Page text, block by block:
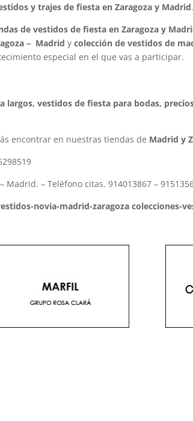
y trajes de fiesta en Zaragoza y Madrid
de vestidos de fiesta en Zaragoza y
– Madridy colección de vestidos de
especial en el que vas a participar.
largos, vestidos de fiesta para bodas,
encontrar en nuestras tiendas de Madrid y
Madrid. – Teléfono citas. 914013867 –
novia-madrid-zaragoza colecciones-